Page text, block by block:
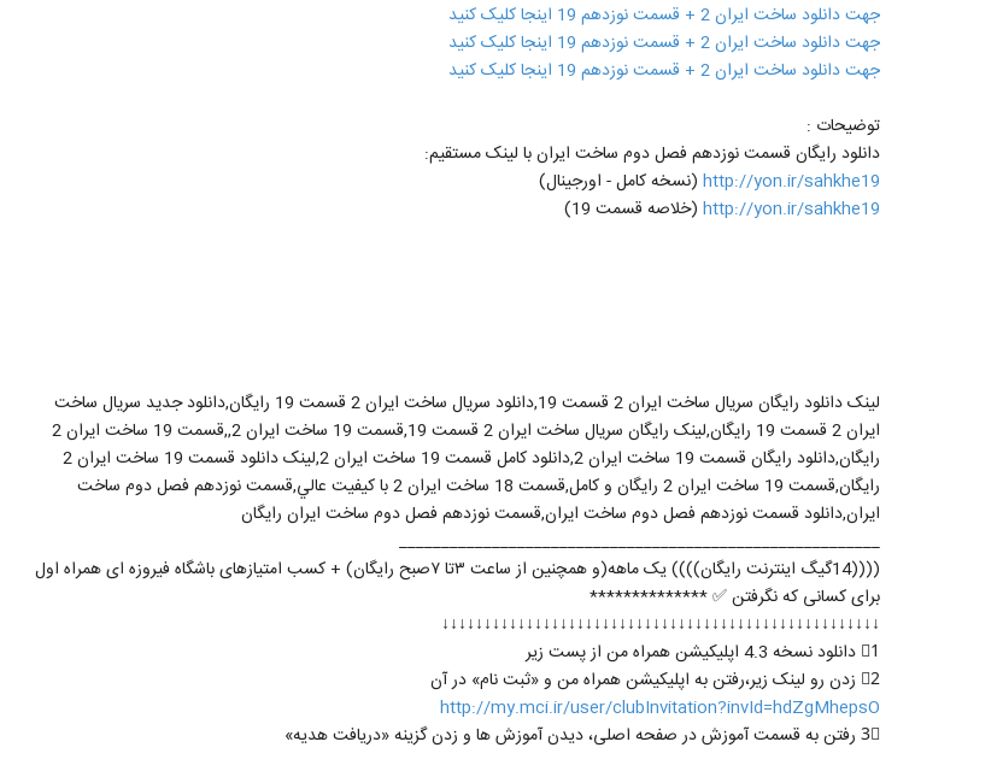
جهت دانلود ساخت ایران 2 + قسمت نوزدهم 19 اینجا کلیک کنید
جهت دانلود ساخت ایران 2 + قسمت نوزدهم 19 اینجا کلیک کنید
جهت دانلود ساخت ایران 2 + قسمت نوزدهم 19 اینجا کلیک کنید
توضیحات :
دانلود رایگان قسمت نوزدهم فصل دوم ساخت ایران با لینک مستقیم:
http://yon.ir/sahkhe19 (نسخه کامل - اورجینال)
http://yon.ir/sahkhe19 (خلاصه قسمت 19)
لينک دانلود رايگان سريال ساخت ايران 2 قسمت 19,دانلود سريال ساخت ايران 2 قسمت 19 رايگان,دانلود جديد سريال ساخت
ايران 2 قسمت 19 رايگان,لينک رايگان سريال ساخت ايران 2 قسمت 19,قسمت 19 ساخت ايران 2,,قسمت 19 ساخت ايران 2
رايگان,دانلود رايگان قسمت 19 ساخت ايران 2,دانلود کامل قسمت 19 ساخت ايران 2,لينک دانلود قسمت 19 ساخت ايران 2
رايگان,قسمت 19 ساخت ايران 2 رايگان و کامل,قسمت 18 ساخت ايران 2 با کيفيت عالي,قسمت نوزدهم فصل دوم ساخت
ايران,دانلود قسمت نوزدهم فصل دوم ساخت ايران,قسمت نوزدهم فصل دوم ساخت ايران رايگان
_________________________________________________________
((((14گیگ اینترنت رایگان)))) یک ماهه(و همچنین از ساعت ۳تا ۷صبح رایگان) + کسب امتیازهای باشگاه فیروزه ای همراه اول
برای کسانی که نگرفتن ✅ **************
↓↓↓↓↓↓↓↓↓↓↓↓↓↓↓↓↓↓↓↓↓↓↓↓↓↓↓↓↓↓↓↓↓↓↓↓↓↓↓↓↓↓↓↓↓↓↓↓↓↓↓↓
1⃣ دانلود نسخه 4.3 اپلیکیشن همراه من از پست زیر
2⃣ زدن رو لینک زیر،رفتن به اپلیکیشن همراه من و «ثبت نام» در آن
http://my.mci.ir/user/clubInvitation?invId=hdZgMhepsO
3⃣ رفتن به قسمت آموزش در صفحه اصلی، دیدن آموزش ها و زدن گزینه «دریافت هدیه»